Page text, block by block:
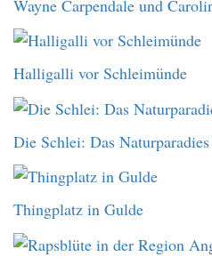
Wayne Carpendale und
Halligalli vor Schleimünde
Die Schlei: Das
Thingplatz in Gulde